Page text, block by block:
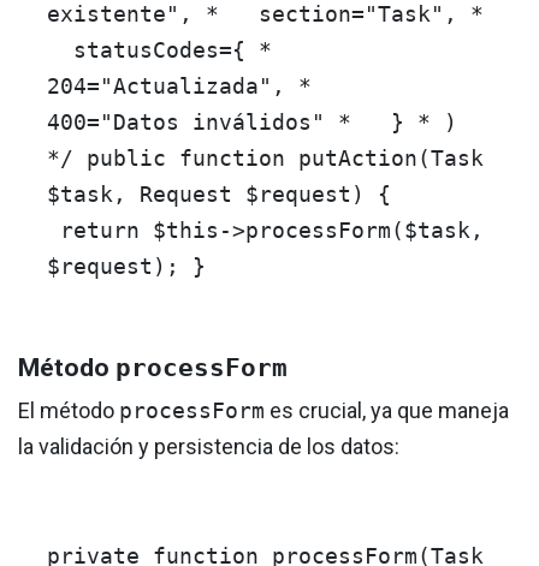
existente", * section="Task", *
statusCodes={ *
204="Actualizada", *
400="Datos inválidos" * } * )
*/
public function putAction(Task
$task, Request $request ) {
return
$this ->processForm($task,
$request ); }
Método processForm
El método processForm es crucial, ya que maneja
la validación y persistencia de los datos:
private function processForm(Task